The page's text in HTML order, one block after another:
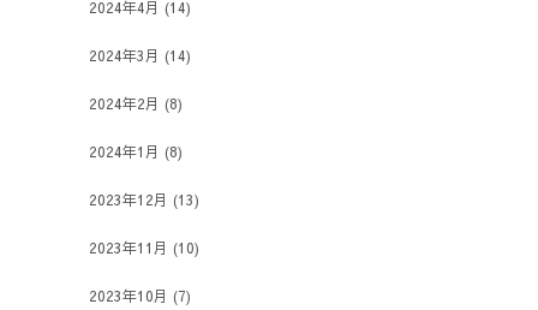
2024年4月 (14)
2024年3月 (14)
2024年2月 (8)
2024年1月 (8)
2023年12月 (13)
2023年11月 (10)
2023年10月 (7)